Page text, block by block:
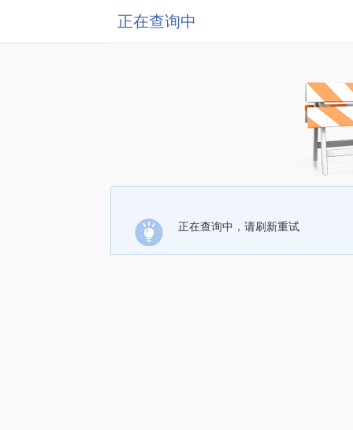
正在查询中
正在查询中，请刷新重试